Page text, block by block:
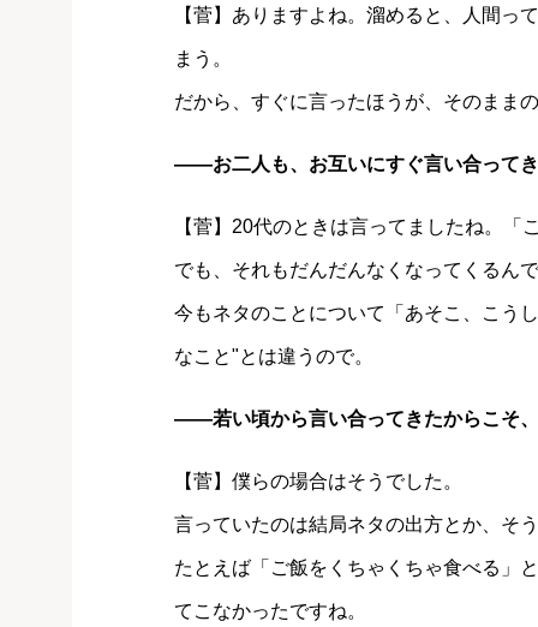
【菅】ありますよね。溜めると、人間っ
まう。
だから、すぐに言ったほうが、そのまま
――お二人も、お互いにすぐ言い合って
【菅】20代のときは言ってましたね。「
でも、それもだんだんなくなってくるん
今もネタのことについて「あそこ、こう
なこと"とは違うので。
――若い頃から言い合ってきたからこそ
【菅】僕らの場合はそうでした。
言っていたのは結局ネタの出方とか、そ
たとえば「ご飯をくちゃくちゃ食べる」
てこなかったですね。